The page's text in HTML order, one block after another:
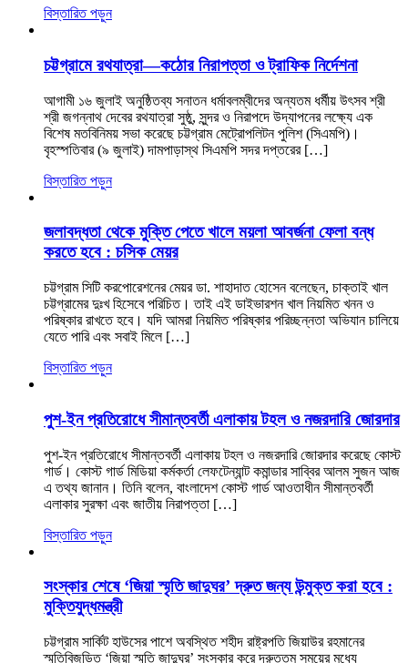
বিস্তারিত পড়ুন
চট্টগ্রামে রথযাত্রা—কঠোর নিরাপত্তা ও ট্রাফিক নির্দেশনা
আগামী ১৬ জুলাই অনুষ্ঠিতব্য সনাতন ধর্মাবলম্বীদের অন্যতম ধর্মীয় উৎসব শ্রী
শ্রী জগন্নাথ দেবের রথযাত্রা সুষ্ঠু, সুন্দর ও নিরাপদে উদ্‌যাপনের লক্ষ্যে এক
বিশেষ মতবিনিময় সভা করেছে চট্টগ্রাম মেট্রোপলিটন পুলিশ (সিএমপি)।
বৃহস্পতিবার (৯ জুলাই) দামপাড়াস্থ সিএমপি সদর দপ্তরের […]
বিস্তারিত পড়ুন
জলাবদ্ধতা থেকে মুক্তি পেতে খালে ময়লা আবর্জনা ফেলা বন্ধ
করতে হবে : চসিক মেয়র
চট্টগ্রাম সিটি করপোরেশনের মেয়র ডা. শাহাদাত হোসেন বলেছেন, চাক্তাই খাল
চট্টগ্রামের দুঃখ হিসেবে পরিচিত। তাই এই ডাইভারশন খাল নিয়মিত খনন ও
পরিষ্কার রাখতে হবে। যদি আমরা নিয়মিত পরিষ্কার পরিচ্ছন্নতা অভিযান চালিয়ে
যেতে পারি এবং সবাই মিলে […]
বিস্তারিত পড়ুন
পুশ-ইন প্রতিরোধে সীমান্তবর্তী এলাকায় টহল ও নজরদারি জোরদার
পুশ-ইন প্রতিরোধে সীমান্তবর্তী এলাকায় টহল ও নজরদারি জোরদার করেছে কোস্ট
গার্ড। কোস্ট গার্ড মিডিয়া কর্মকর্তা লেফটেন্যান্ট কমান্ডার সাব্বির আলম সুজন আজ
এ তথ্য জানান। তিনি বলেন, বাংলাদেশ কোস্ট গার্ড আওতাধীন সীমান্তবর্তী
এলাকার সুরক্ষা এবং জাতীয় নিরাপত্তা […]
বিস্তারিত পড়ুন
সংস্কার শেষে ‘জিয়া স্মৃতি জাদুঘর’ দ্রুত জন্য উন্মুক্ত করা হবে :
মুক্তিযুদ্ধমন্ত্রী
চট্টগ্রাম সার্কিট হাউসের পাশে অবস্থিত শহীদ রাষ্ট্রপতি জিয়াউর রহমানের
স্মৃতিবিজড়িত ‘জিয়া স্মৃতি জাদুঘর’ সংস্কার করে দ্রুততম সময়ের মধ্যে